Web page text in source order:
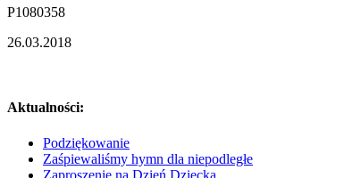
P1080358
26.03.2018
Aktualności:
Podziękowanie
Zaśpiewaliśmy hymn dla niepodległe
Zaproszenie na Dzień Dziecka